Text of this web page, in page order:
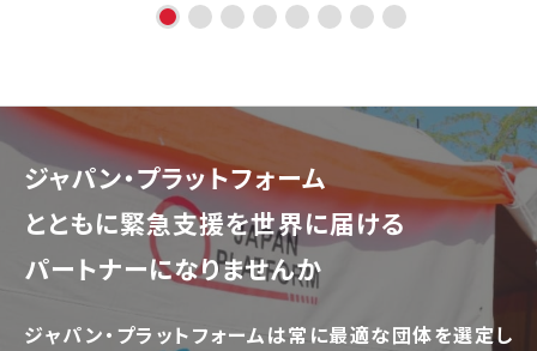
ジャパン・プラットフォーム
とともに緊急支援を世界に届ける
パートナーになりませんか
ジャパン・プラットフォームは常に最適な団体を選定し